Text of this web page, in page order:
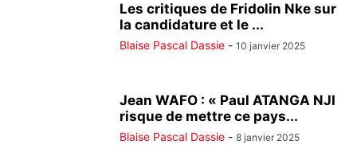
Les critiques de Fridolin Nke sur
la candidature et le ...
Blaise Pascal Dassie - 10 janvier 2025
Jean WAFO : « Paul ATANGA NJI
risque de mettre ce pays...
Blaise Pascal Dassie - 8 janvier 2025